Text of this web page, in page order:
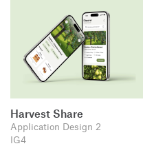
Harvest Share
Application Design 2
IG4